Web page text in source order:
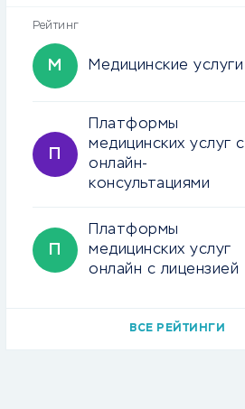
Рейтинг
М Медицинские услуги
П
Платформы
медицинских услуг с
онлайн-
консультациями
П
Платформы
медицинских услуг
онлайн с лицензией
ВСЕ РЕЙТИНГИ